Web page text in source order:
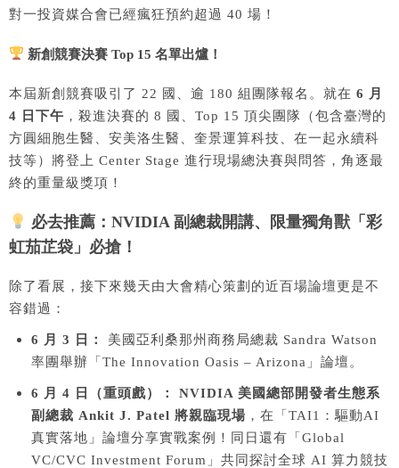
對一投資媒合會已經瘋狂預約超過 40 場！
新創競賽決賽 Top 15 名單出爐！
本屆新創競賽吸引了 22 國、逾 180 組團隊報名。就在 6 月
4 日下午 ，殺進決賽的 8 國、Top 15 頂尖團隊（包含臺灣的
方圓細胞生醫、安美洛生醫、奎景運算科技、在一起永續科
技等）將登上 Center Stage 進行現場總決賽與問答，角逐最
終的重量級獎項！
必去推薦：NVIDIA 副總裁開講、限量獨角獸「彩
虹茄芷袋」必搶！
除了看展，接下來幾天由大會精心策劃的近百場論壇更是不
容錯過：
6 月 3 日：
美國亞利桑那州商務局總裁 Sandra Watson
率團舉辦「The Innovation Oasis – Arizona」論壇。
6 月 4 日（重頭戲）：
NVIDIA 美國總部開發者生態系
副總裁 Ankit J. Patel 將親臨現場 ，在「TAI1：驅動AI
真實落地」論壇分享實戰案例！同日還有「Global
VC/CVC Investment Forum」共同探討全球 AI 算力競技